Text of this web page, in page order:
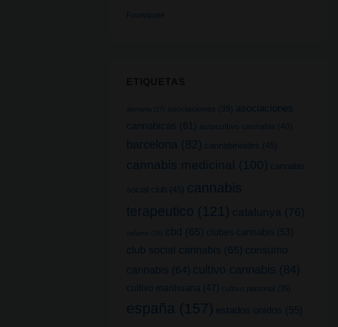
Foursquare
alemania (27) asociaciones (39)
asociaciones
cannabicas (61) autocultivo cannabis (40)
barcelona (82) cannabinoides (45)
cannabis medicinal (100) cannabis
social club (45) cannabis
terapeutico (121) catalunya (76)
cañamo (26) cbd (65) clubes cannabis (53)
club social cannabis (65) consumo
cannabis (64) cultivo cannabis (84)
cultivo marihuana (47) cultivo personal (35)
españa (157) estados unidos (55)